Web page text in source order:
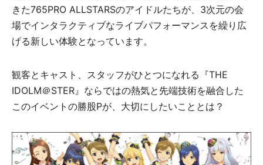
きた765PRO ALLSTARSのアイドルたちが、3次元の会
場でインタラクティブなライブパフォーマンスを繰り広
げる新しい体験となっています。
観客とキャスト、スタッフがひとつになれる『THE
IDOLM＠STER』ならではの熱気と先端技術を融合した
このイベントの勝股Pが、大切にしたいこととは？